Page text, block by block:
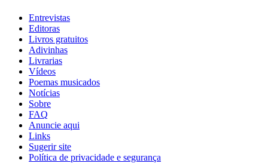
Entrevistas
Editoras
Livros gratuitos
Adivinhas
Livrarias
Vídeos
Poemas musicados
Notícias
Sobre
FAQ
Anuncie aqui
Links
Sugerir site
Política de privacidade e segurança